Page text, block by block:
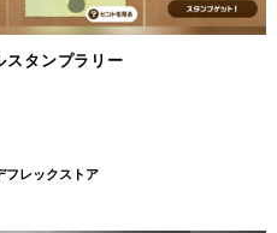
スタンプラリー
フレックストア